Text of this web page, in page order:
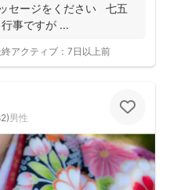
セージをください 七五
事ですが ...
アクティブ： 7日以上前
)男性